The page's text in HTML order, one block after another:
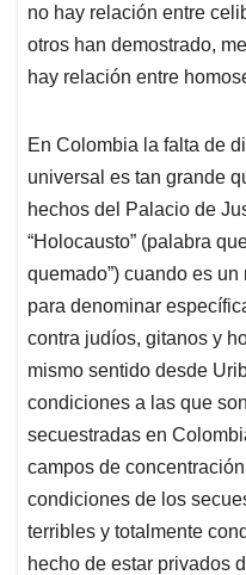
no hay relación entre
otros han demostrado,
hay relación entre
En Colombia la falta de
universal es tan grande
hechos del Palacio de
“Holocausto” (palabra
quemado”) cuando es
para denominar
contra judíos, gitanos y
mismo sentido desde
condiciones a las que
secuestradas en
campos de
condiciones de los
terribles y totalmente
hecho de estar privados